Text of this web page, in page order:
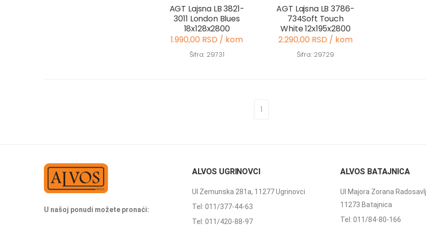
AGT Lajsna LB 3821-
3011 London Blues
18x128x2800
1.990,00 RSD / kom
Šifra: 29731
AGT Lajsna LB 3786-
734Soft Touch
White 12x195x2800
2.290,00 RSD / kom
Šifra: 29729
1
U našoj ponudi možete pronaći:
ALVOS UGRINOVCI
Ul Zemunska 281a, 11277 Ugrinovci
Tel: 011/377-44-63
Tel: 011/420-88-97
ALVOS BATAJNICA
Ul Majora Zorana
11273 Batajnica
Tel: 011/84-80-166